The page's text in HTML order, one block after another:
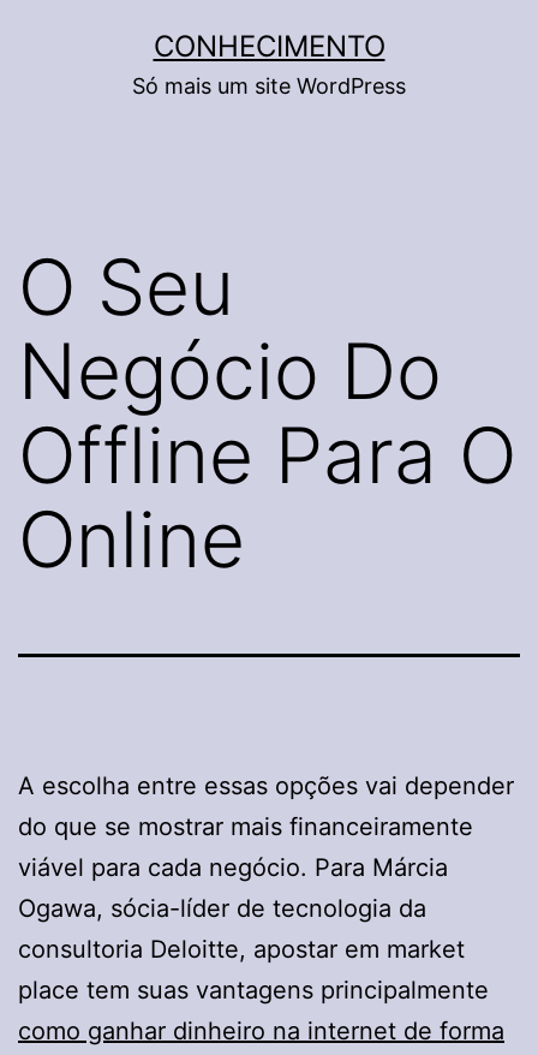
CONHECIMENTO
Só mais um site WordPress
O Seu
Negócio Do
Offline Para O
Online
A escolha entre essas opções vai depender
do que se mostrar mais financeiramente
viável para cada negócio. Para Márcia
Ogawa, sócia-líder de tecnologia da
consultoria Deloitte, apostar em market
place tem suas vantagens principalmente
como ganhar dinheiro na internet de forma